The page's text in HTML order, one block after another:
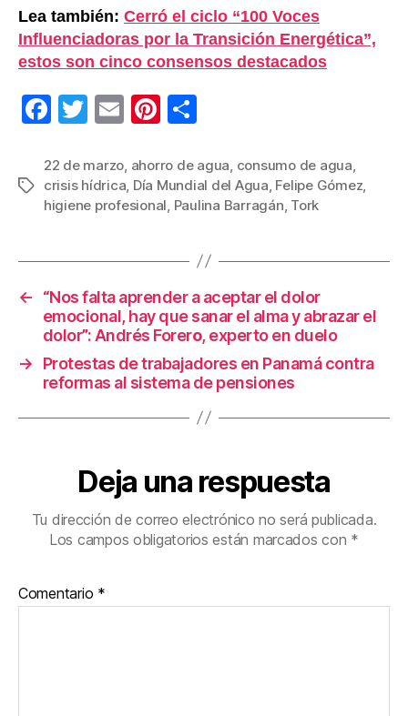
Lea también: Cerró el ciclo “100 Voces
Influenciadoras por la Transición Energética”,
estos son cinco consensos destacados
F
c
e
o
o
k
T
tt
er
E
ail
Pi
er
e
m
p
tir
Etiquetas
22 de marzo ahorro de agua consumo de agua
crisis hídrica Día Mundial del Agua Felipe Gómez
higiene profesional Paulina Barragán Tork
←
“Nos falta aprender a aceptar el dolor
emocional, hay que sanar el alma y abrazar el
dolor”: Andrés Forero, experto en duelo
→
Protestas de trabajadores en Panamá contra
reformas al sistema de pensiones
Deja una respuesta
Tu dirección de correo electrónico no será publicada.
Los campos obligatorios están marcados con *
Comentario *